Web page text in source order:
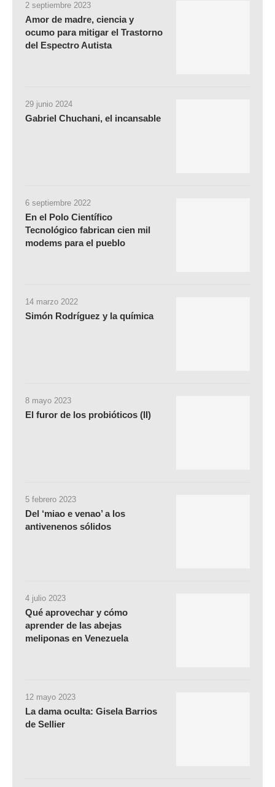
2 septiembre 2023
Amor de madre, ciencia y
ocumo para mitigar el Trastorno
del Espectro Autista
29 junio 2024
Gabriel Chuchani, el incansable
6 septiembre 2022
En el Polo Científico
Tecnológico fabrican cien mil
modems para el pueblo
14 marzo 2022
Simón Rodríguez y la química
8 mayo 2023
El furor de los probióticos (II)
5 febrero 2023
Del ‘miao e venao’ a los
antivenenos sólidos
4 julio 2023
Qué aprovechar y cómo
aprender de las abejas
meliponas en Venezuela
12 mayo 2023
La dama oculta: Gisela Barrios
de Sellier